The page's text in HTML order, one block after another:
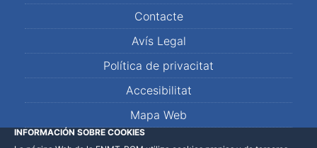
Contacte
Avís Legal
Política de privacitat
Accesibilitat
Mapa Web
INFORMACIÓN SOBRE COOKIES